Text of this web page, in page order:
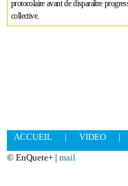
protocolaire avant de disparaître
collective.
ACCUEIL | VIDEO |
© EnQuete+ | mail